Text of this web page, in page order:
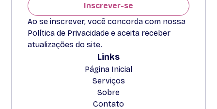
Inscrever-se
Ao se inscrever, você concorda com nossa
Política de Privacidade e aceita receber
atualizações do site.
Links
Página Inicial
Serviços
Sobre
Contato